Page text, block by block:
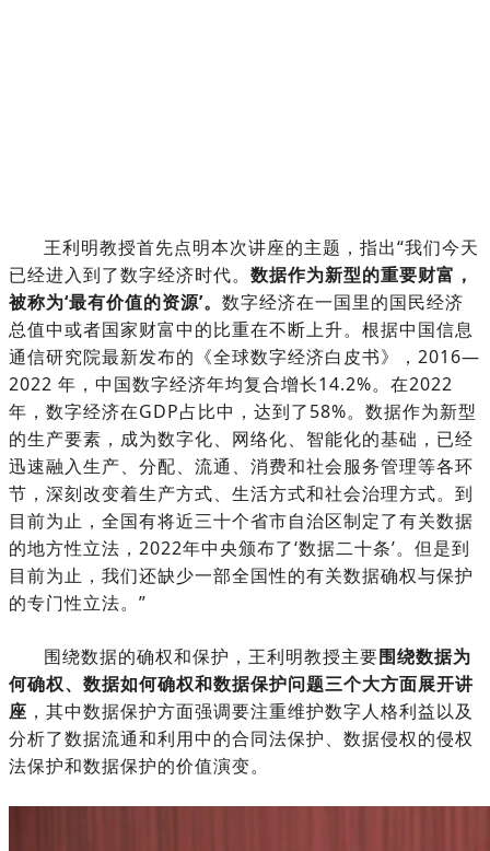
王利明教授首先点明本次讲座的主题，指出“我们今天
已经进入到了数字经济时代。 数据作为新型的重要财富，
被称为‘最有价值的资源’。 数字经济在一国里的国民经济
总值中或者国家财富中的比重在不断上升。根据中国信息
通信研究院最新发布的《全球数字经济白皮书》，2016—
2022 年，中国数字经济年均复合增长14.2%。在2022
年，数字经济在GDP占比中，达到了58%。数据作为新型
的生产要素，成为数字化、网络化、智能化的基础，已经
迅速融入生产、分配、流通、消费和社会服务管理等各环
节，深刻改变着生产方式、生活方式和社会治理方式。到
目前为止，全国有将近三十个省市自治区制定了有关数据
的地方性立法，2022年中央颁布了‘数据二十条’。但是到
目前为止，我们还缺少一部全国性的有关数据确权与保护
的专门性立法。”
围绕数据的确权和保护，王利明教授主要围绕数据为
何确权、数据如何确权和数据保护问题三个大方面展开讲
座 ，其中数据保护方面强调要注重维护数字人格利益以及
分析了数据流通和利用中的合同法保护、数据侵权的侵权
法保护和数据保护的价值演变。